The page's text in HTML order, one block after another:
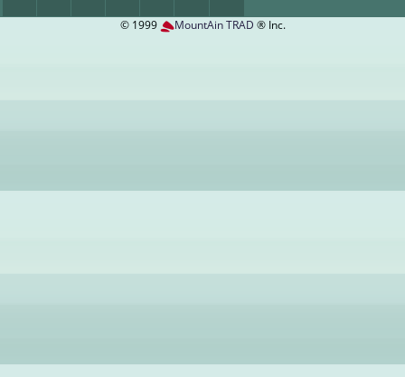
© 1999 MountAin TRAD ® Inc.